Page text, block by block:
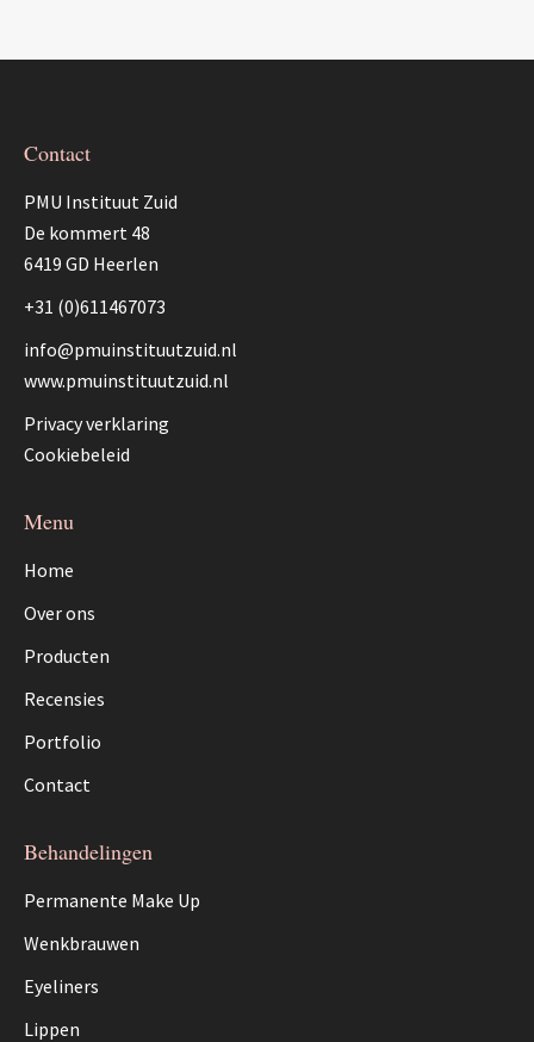
Contact
PMU Instituut Zuid
De kommert 48
6419 GD Heerlen
+31 (0)611467073
info@pmuinstituutzuid.nl
www.pmuinstituutzuid.nl
Privacy verklaring
Cookiebeleid
Menu
Home
Over ons
Producten
Recensies
Portfolio
Contact
Behandelingen
Permanente Make Up
Wenkbrauwen
Eyeliners
Lippen